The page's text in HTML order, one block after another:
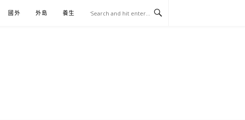
國外 外島 養生 伴手禮